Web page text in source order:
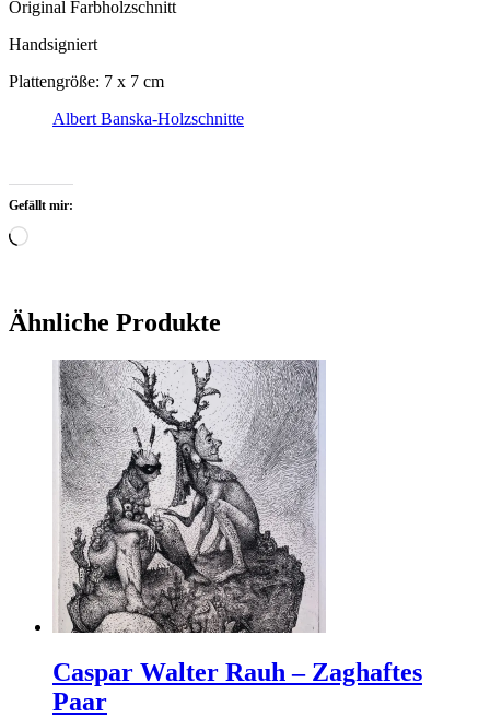
Original Farbholzschnitt
Handsigniert
Plattengröße: 7 x 7 cm
Albert Banska-Holzschnitte
Gefällt mir:
Wird
Ähnliche Produkte
Caspar Walter Rauh – Zaghaftes
Paar